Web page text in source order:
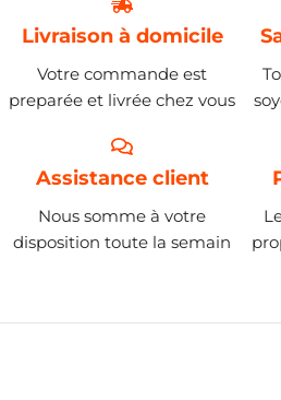
Livraison à domicile
Votre commande est
preparée et livrée chez vous
Assistance client
Nous somme à votre
disposition toute la semain